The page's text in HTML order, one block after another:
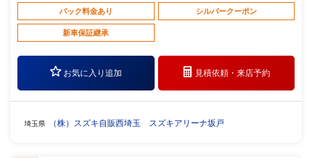
パック料金あり シルバークーポン
新車保証継承
お気に入り追加 見積依頼・来店予約
埼玉県 （株）スズキ自販西埼玉 スズキアリーナ坂戸